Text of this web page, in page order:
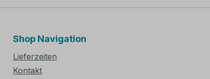
Shop Navigation
Lieferzeiten
Kontakt